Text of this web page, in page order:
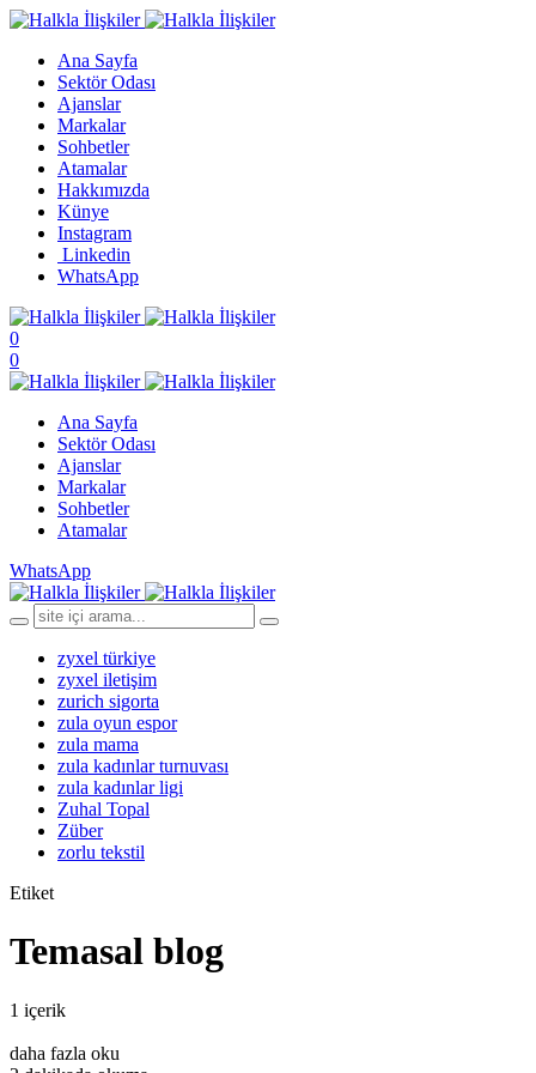
Ana Sayfa
Sektör Odası
Ajanslar
Markalar
Sohbetler
Atamalar
Hakkımızda
Künye
Instagram
Linkedin
WhatsApp
0
0
Ana Sayfa
Sektör Odası
Ajanslar
Markalar
Sohbetler
Atamalar
WhatsApp
zyxel türkiye
zyxel iletişim
zurich sigorta
zula oyun espor
zula mama
zula kadınlar turnuvası
zula kadınlar ligi
Zuhal Topal
Züber
zorlu tekstil
Etiket
Temasal blog
1 içerik
daha fazla oku